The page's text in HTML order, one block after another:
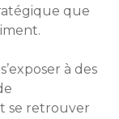
que
à des
se retrouver